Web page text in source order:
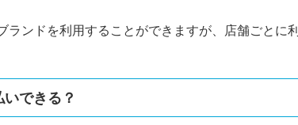
ンドを利用することができますが、店舗ごとに利
できる？